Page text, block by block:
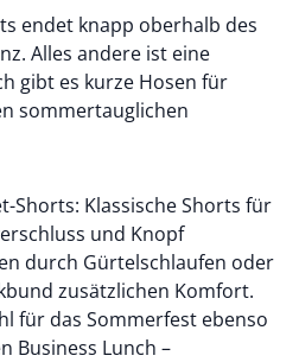
endet knapp oberhalb des
Alles andere ist eine
gibt es kurze Hosen für
sommertauglichen
Shorts: Klassische Shorts für
und Knopf
durch Gürtelschlaufen oder
zusätzlichen Komfort.
für das Sommerfest ebenso
Business Lunch –